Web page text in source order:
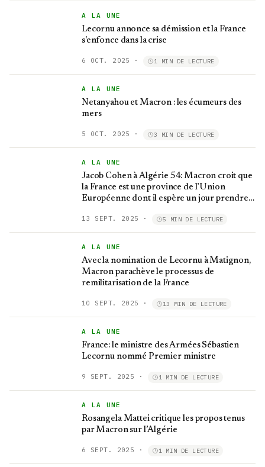
A LA UNE
Lecornu annonce sa démission et la France
s'enfonce dans la crise
6 OCT. 2025 · 1 MIN DE LECTURE
A LA UNE
Netanyahou et Macron : les écumeurs des
mers
5 OCT. 2025 · 3 MIN DE LECTURE
A LA UNE
Jacob Cohen à Algérie 54: Macron croit que
la France est une province de l’Union
Européenne dont il espère un jour prendre
13 SEPT. 2025 · 5 MIN DE LECTURE
A LA UNE
Avec la nomination de Lecornu à Matignon,
Macron parachève le processus de
remilitarisation de la France
10 SEPT. 2025 · 13 MIN DE LECTURE
A LA UNE
France: le ministre des Armées Sébastien
Lecornu nommé Premier ministre
9 SEPT. 2025 · 1 MIN DE LECTURE
A LA UNE
Rosangela Mattei critique les propos tenus
par Macron sur l’Algérie
6 SEPT. 2025 · 1 MIN DE LECTURE